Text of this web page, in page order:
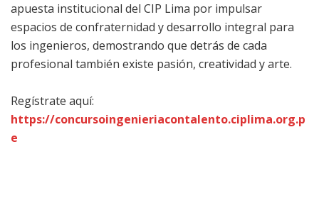
apuesta institucional del CIP Lima por impulsar
espacios de confraternidad y desarrollo integral para
los ingenieros, demostrando que detrás de cada
profesional también existe pasión, creatividad y arte.
Regístrate aquí:
https://concursoingenieriacontalento.ciplima.org.p
e